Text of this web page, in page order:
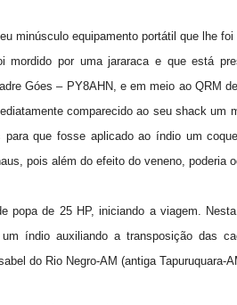
minúsculo equipamento portátil que lhe
mordido por uma jararaca e que está
Góes – PY8AHN, e em meio ao QRM
comparecido ao seu shack um
que fosse aplicado ao índio um
pois além do efeito do veneno, poderia
popa de 25 HP, iniciando a viagem.
índio auxiliando a transposição das
do Rio Negro-AM (antiga Tapuruquara-